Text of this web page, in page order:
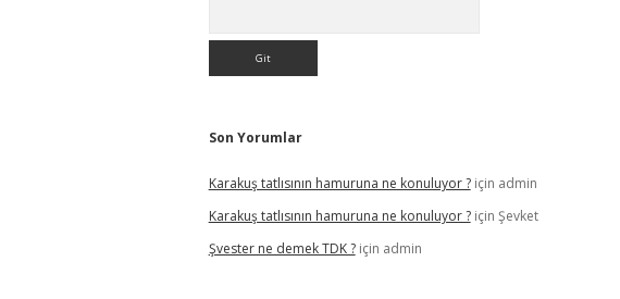
Son Yorumlar
Karakuş tatlısının hamuruna ne konuluyor ?için admin
Karakuş tatlısının hamuruna ne konuluyor ?için Şevket
Şvester ne demek TDK ?için admin